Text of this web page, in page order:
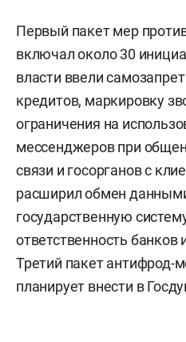
Первый пакет мер
включал около 30
власти ввели
кредитов, маркировку
ограничения на
мессенджеров при
связи и госорганов с
расширил обмен
государственную
ответственность банков
Третий пакет антифрод-
планирует внести в